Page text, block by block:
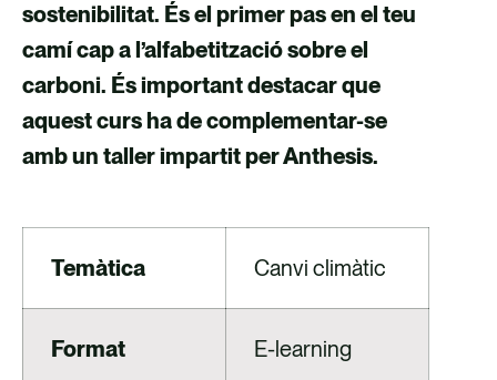
sostenibilitat. És el primer pas en el teu
camí cap a l’alfabetització sobre el
carboni. És important destacar que
aquest curs ha de complementar-se
amb un taller impartit per Anthesis.
Temàtica Canvi climàtic
Format E-learning